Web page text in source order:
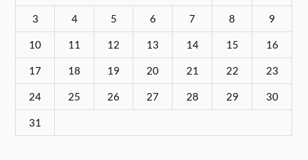
3 4 5 6 7 8 9
10 11 12 13 14 15 16
17 18 19 20 21 22 23
24 25 26 27 28 29 30
31